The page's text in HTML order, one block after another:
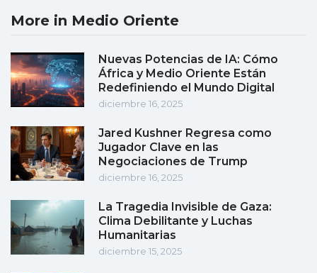
More in Medio Oriente
Nuevas Potencias de IA: Cómo
África y Medio Oriente Están
Redefiniendo el Mundo Digital
diciembre 16, 2025
Jared Kushner Regresa como
Jugador Clave en las
Negociaciones de Trump
diciembre 16, 2025
La Tragedia Invisible de Gaza:
Clima Debilitante y Luchas
Humanitarias
diciembre 15, 2025